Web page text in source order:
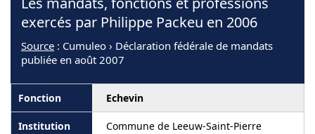
exercés par Philippe Packeu en 2006
Source : Cumuleo › Déclaration fédérale de mandats
publiée en août 2007
Echevin
Commune de Leeuw-Saint-Pierre